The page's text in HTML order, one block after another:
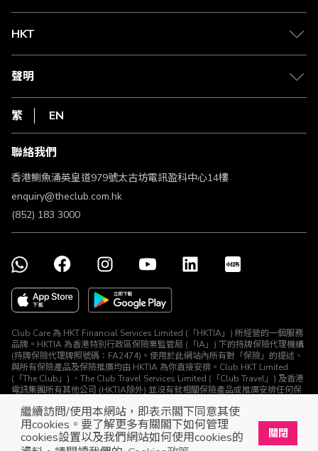
繼續訪問/使用本網站，即表示閣下同意其使
用cookies。要了解更多有關閣下如何管理
cookies設置以及我們網站如何使用cookies的
關閉
物流與配送
Club Shopping 商品領取站
常見問題
HKT
csl.
1010
HKT
聲明
私隱聲明
使用條款
條款及細則
不歧視及不騷擾聲明
認可牌照及通告
繁 EN
聯絡我們
香港鰂魚涌英皇道979號太古坊電訊盈科中心14樓
enquiry@theclub.com.hk
(852) 183 3000
Club Care 為 HKT Financial Services Limited (「HKTIA」) 所經營的一個服務
品牌。HKTIA 為香港特別行政區保險業監管局 (「IA」) 下的持牌保險代理機構
(持牌保險代理牌照號碼：FA2474)。使用於此網站內所有對「保險」的提述、
與所有保險產品及保險推廣均由 HKTIA 為你直接安排。Club HKT Limited
(「The Club」) 、The Club Travel Services Limited (「Club Travel」) 及香港
電訊集團所有其他公司 (HKTIA除外) 並沒有就相關保險產品或推廣安排任何保
© The Club 2026. 保留所有權利
立即下載The Club手機app
開啟